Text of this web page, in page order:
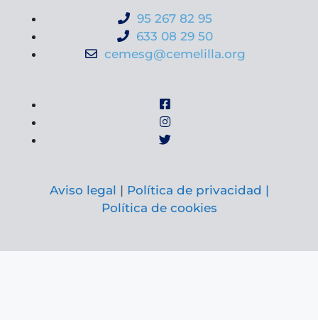
95 267 82 95
633 08 29 50
cemesg@cemelilla.org
Aviso legal | Política de privacidad |
Política de cookies